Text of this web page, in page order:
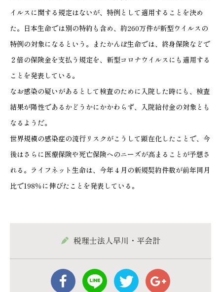
イルスに関する規定はないが、特例として適用することを決め
た。日本生命では別の特約も含め、約260万件が新型ウイルスの
特例の対象になるという。またかんぽ生命では、終身保険などで
２倍の保険金を支払う規定を、新型コロナウイルスにも適用する
ことを発表している。
なお感染の疑いがあるとして検査のために入院した時にも、検査
結果が陽性であるかどうかにかかわらず、入院給付金の対象とも
なるようだ。
世界規模の感染症の流行リスクがこうして顕在化したことで、今
後はさらに医療保険や死亡保険へのニーズが高まることが予想さ
れる。ライフネット生命は、今年４月の新規契約件数が前年同月
比で198％に伸びたことを発表している。
税理士法人早川・平会計